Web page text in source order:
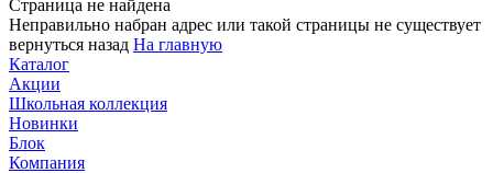
Страница не найдена
Неправильно набран адрес или такой страницы не существует
вернуться назад На главную
Каталог
Акции
Школьная коллекция
Новинки
Блок
Компания